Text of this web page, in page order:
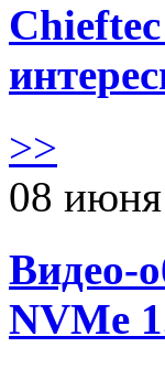
>>
08
Видео-
NVMe